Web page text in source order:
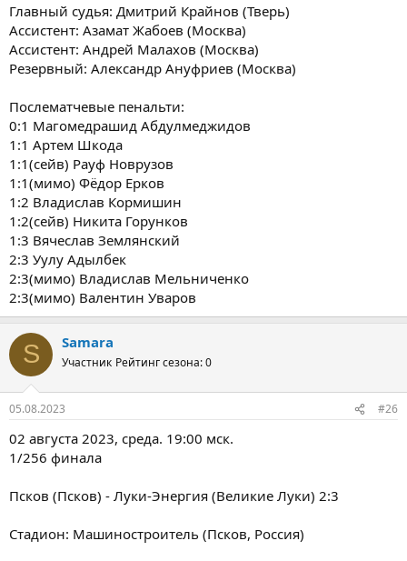
Главный судья: Дмитрий Крайнов (Тверь)
Ассистент: Азамат Жабоев (Москва)
Ассистент: Андрей Малахов (Москва)
Резервный: Александр Ануфриев (Москва)
Послематчевые пенальти:
0:1 Магомедрашид Абдулмеджидов
1:1 Артем Шкода
1:1(сейв) Рауф Новрузов
1:1(мимо) Фёдор Ерков
1:2 Владислав Кормишин
1:2(сейв) Никита Горунков
1:3 Вячеслав Землянский
2:3 Уулу Адылбек
2:3(мимо) Владислав Мельниченко
2:3(мимо) Валентин Уваров
S Samara
Участник Рейтинг сезона: 0
05.08.2023 #26
02 августа 2023, среда. 19:00 мск.
1/256 финала
Псков (Псков) - Луки-Энергия (Великие Луки) 2:3
Стадион: Машиностроитель (Псков, Россия)